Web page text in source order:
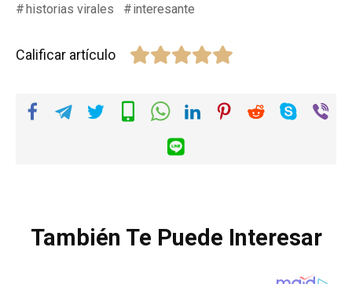
historias virales interesante
Calificar artículo
También Te Puede Interesar